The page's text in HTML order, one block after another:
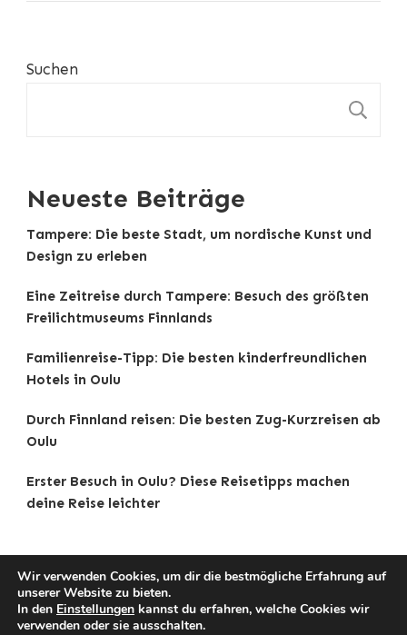
Suchen
Neueste Beiträge
Tampere: Die beste Stadt, um nordische Kunst und
Design zu erleben
Eine Zeitreise durch Tampere: Besuch des größten
Freilichtmuseums Finnlands
Familienreise-Tipp: Die besten kinderfreundlichen
Hotels in Oulu
Durch Finnland reisen: Die besten Zug-Kurzreisen ab
Oulu
Erster Besuch in Oulu? Diese Reisetipps machen
deine Reise leichter
Copyright © 2025 Reisetipps . |
Datenschutz|Traveldeck | Developed By
Wir verwenden Cookies, um dir die bestmögliche Erfahrung auf
unserer Website zu bieten.
In den Einstellungen kannst du erfahren, welche Cookies wir
verwenden oder sie ausschalten.